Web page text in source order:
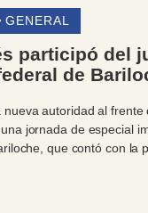
GENERAL
participó del
de
nueva autoridad al
jornada de especial
que contó con la